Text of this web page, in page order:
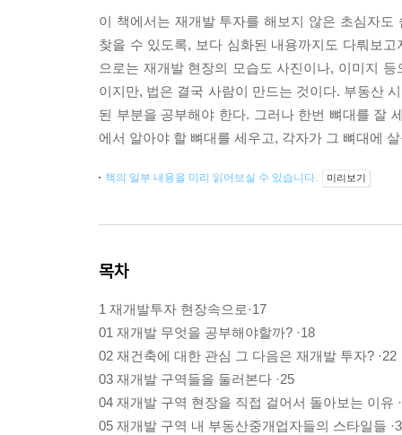
이 책에서는 재개발 투자를 해보지 않은 초심자
찾을 수 있도록, 보다 심화된 내용까지도 다뤄보
으로는 재개발 현장의 모습도 사진이나, 이미지
이지만, 법은 결국 사람이 만드는 것이다. 부동산
된 부분을 공부해야 한다. 그러나 한번 뼈대를 잘
에서 알아야 할 뼈대를 세우고, 각자가 그 뼈대에
책의 일부 내용을 미리 읽어보실 수 있습니다. 미리보기
목차
1 재개발투자 현장속으로·17
01 재개발 무엇을 공부해야할까? ·18
02 재건축에 대한 관심 그 다음은 재개발 투자? ·22
03 재개발 구역들을 둘러본다 ·25
04 재개발 구역 현장을 직접 걸어서 돌아보는 이유
05 재개발 구역 내 부동산중개업자들의 스타일들